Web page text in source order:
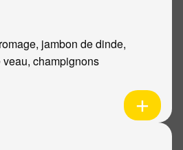
jambon de dinde,
champignons